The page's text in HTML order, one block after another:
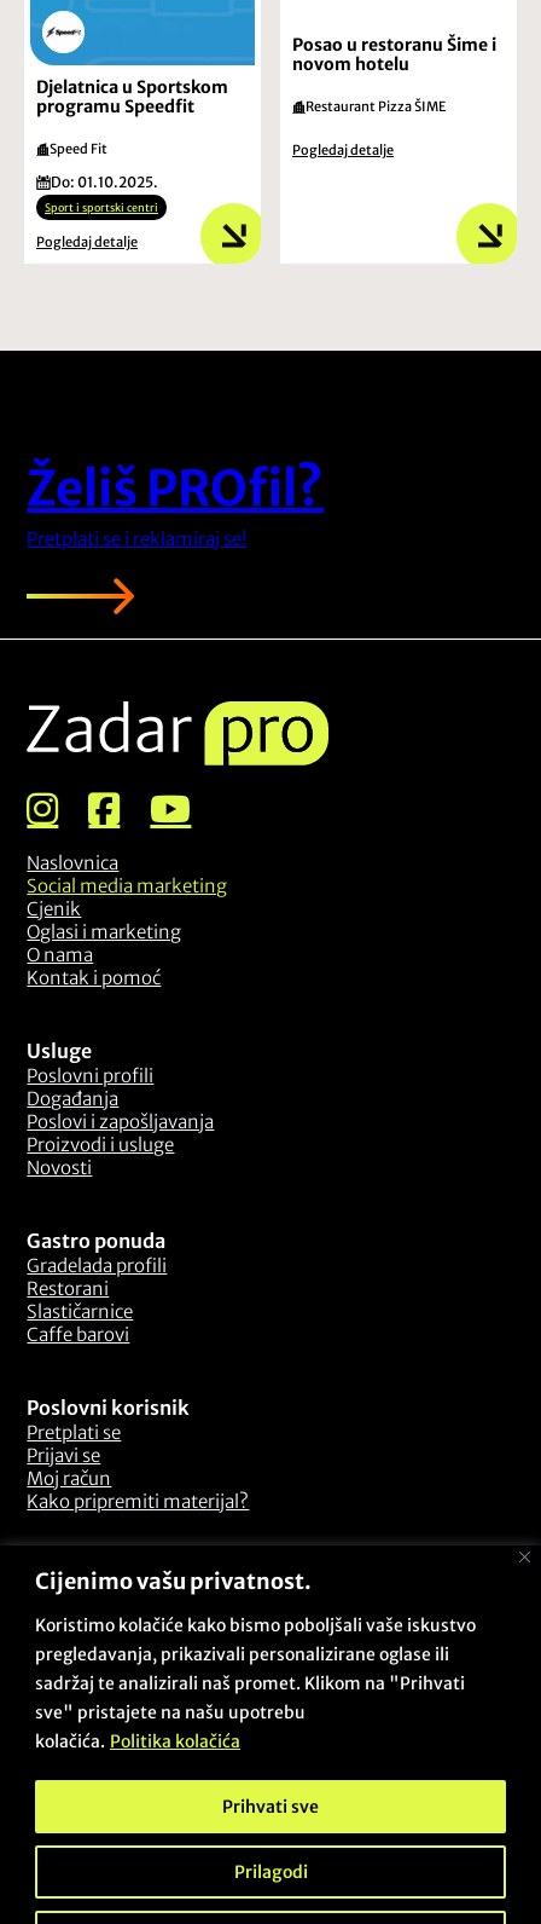
Cijenimo vašu privatnost.
Koristimo kolačiće kako bismo poboljšali vaše iskustvo
pregledavanja, prikazivali personalizirane oglase ili
sadržaj te analizirali naš promet. Klikom na "Prihvati
sve" pristajete na našu upotrebu
kolačića. Politika kolačića
Prilagodi
Prihvati sve
Djelatnica u Sportskom
programu Speedfit
Speed Fit
Do: 01.10.2025.
Sport i sportski centri
Pogledaj detalje
Posao u restoranu Šime i
novom hotelu
Restaurant Pizza ŠIME
Pogledaj detalje
Želiš PROfil?
Pretplati se i reklamiraj se!
Naslovnica
Social media marketing
Cjenik
Oglasi i marketing
O nama
Kontak i pomoć
Usluge
Poslovni profili
Događanja
Poslovi i zapošljavanja
Proizvodi i usluge
Novosti
Gastro ponuda
Gradelada profili
Restorani
Slastičarnice
Caffe barovi
Poslovni korisnik
Pretplati se
Prijavi se
Moj račun
Kako pripremiti materijal?
Odredbe i uvjeti
Pitanja i odgovori
Opći uvjeti poslovanja
Sigurnosna politika
Politika kolačića
Politika privatnosti
Povrati i reklamacije
Copyright © 2026 - Beta Zadar PRO / Sva prava pridržana /
Des & dev:@projectby.it